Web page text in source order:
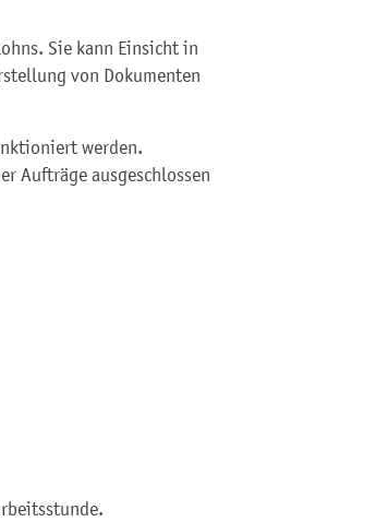
Sie kann Einsicht in
von Dokumenten
werden.
Aufträge ausgeschlossen